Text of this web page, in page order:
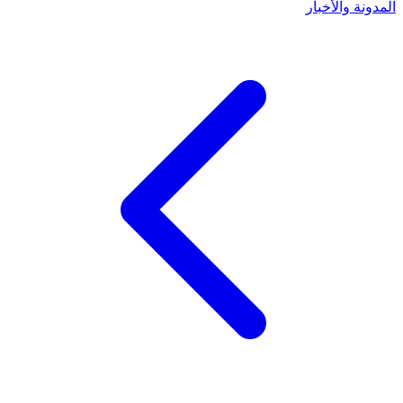
المدونة والأخبار